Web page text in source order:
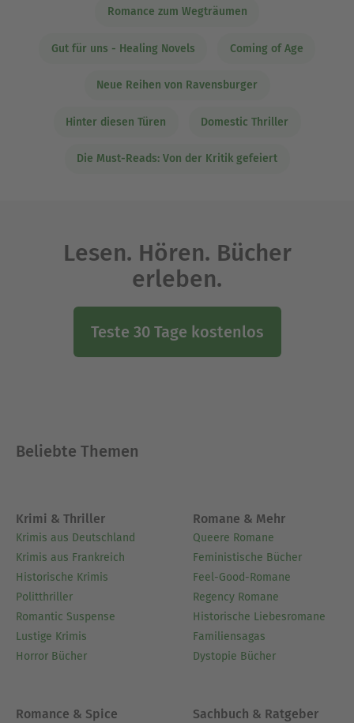
Romance zum Wegträumen
Gut für uns - Healing Novels Coming of Age
Neue Reihen von Ravensburger
Hinter diesen Türen Domestic Thriller
Die Must-Reads: Von der Kritik gefeiert
Lesen. Hören. Bücher
erleben.
Teste 30 Tage kostenlos
Beliebte Themen
Krimi & Thriller
Krimis aus Deutschland
Krimis aus Frankreich
Historische Krimis
Politthriller
Romantic Suspense
Lustige Krimis
Horror Bücher
Romane & Mehr
Queere Romane
Feministische Bücher
Feel-Good-Romane
Regency Romane
Historische Liebesromane
Familiensagas
Dystopie Bücher
Romance & Spice Sachbuch & Ratgeber